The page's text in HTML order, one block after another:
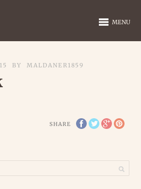
MENU
BY MALDANER1859
SHARE